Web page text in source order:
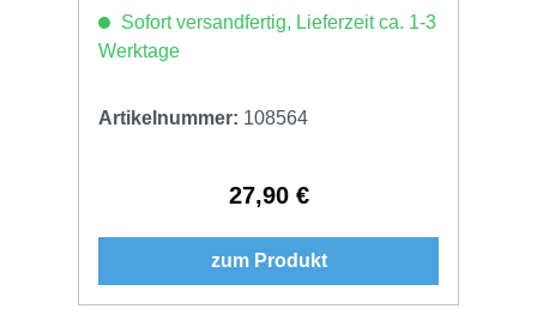
Sofort versandfertig, Lieferzeit ca. 1-3
Werktage
Artikelnummer: 108564
Regulärer Preis:
27,90 €
zum Produkt